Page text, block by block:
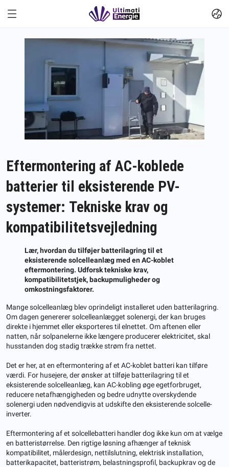
Eftermontering af AC-koblede
batterier til eksisterende PV-
systemer: Tekniske krav og
kompatibilitetsvejledning
Lær, hvordan du tilføjer batterilagring til et
eksisterende solcelleanlæg med en AC-koblet
eftermontering. Udforsk tekniske krav,
kompatibilitetstjek, backupmuligheder og
omkostningsfaktorer.
Mange solcelleanlæg blev oprindeligt installeret uden batterilagring.
Om dagen genererer solcelleanlægget solenergi, der kan bruges
direkte i hjemmet eller eksporteres til elnettet. Om aftenen eller
natten, når solpanelerne ikke længere producerer elektricitet, skal
husstanden dog stadig trække strøm fra nettet.
Det er her, at en eftermontering af et AC-koblet batteri kan tilføre
værdi. For husejere, der ønsker at tilføje batterilagring til et
eksisterende solcelleanlæg, kan AC-kobling øge egetforbruget,
reducere netafhængigheden og bedre udnytte overskydende
solenergi uden nødvendigvis at udskifte den eksisterende solcelle-
inverter.
Eftermontering af et solcellebatteri handler dog ikke kun om at vælge
en batteristørrelse. Den rigtige løsning afhænger af teknisk
kompatibilitet, målerdesign, nettilslutning, elektrisk installation,
batterikapacitet, batteristrøm, belastningsprofil, backupkrav og de